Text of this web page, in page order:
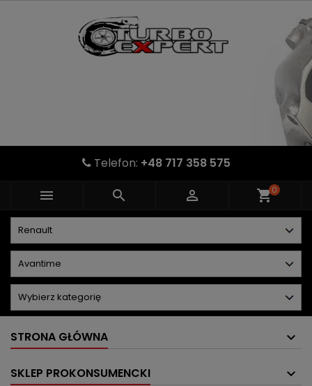
Telefon: +48 717 358 575
   shopping_cart0
STRONA GŁÓWNA
SKLEP PROKONSUMENCKI